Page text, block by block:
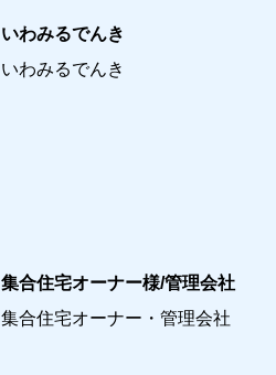
いわみるでんき
いわみるでんき
集合住宅オーナー様/管理会社
集合住宅オーナー・管理会社